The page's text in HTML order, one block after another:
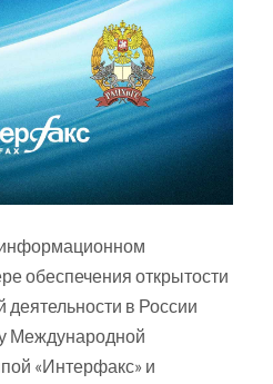
обеспечения открытости
в России
Международной
«Интерфакс» и